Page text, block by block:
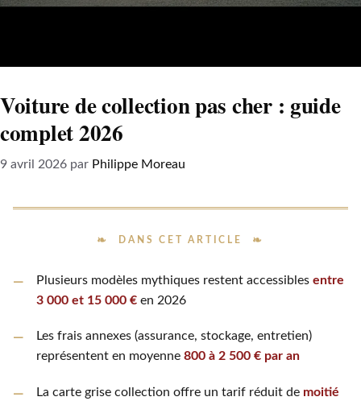
Voiture de collection pas cher : guide
complet 2026
9 avril 2026 par Philippe Moreau
DANS CET ARTICLE
Plusieurs modèles mythiques restent accessibles entre
3 000 et 15 000 €en 2026
Les frais annexes (assurance, stockage, entretien)
représentent en moyenne 800 à 2 500 € par an
La carte grise collection offre un tarif réduit de moitié